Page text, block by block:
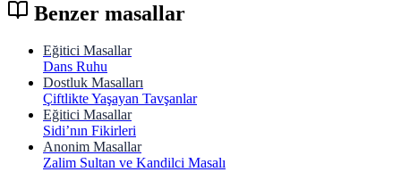
Benzer masallar
Eğitici Masallar
Dans Ruhu
Dostluk Masalları
Çiftlikte Yaşayan Tavşanlar
Eğitici Masallar
Sidi’nın Fikirleri
Anonim Masallar
Zalim Sultan ve Kandilci Masalı